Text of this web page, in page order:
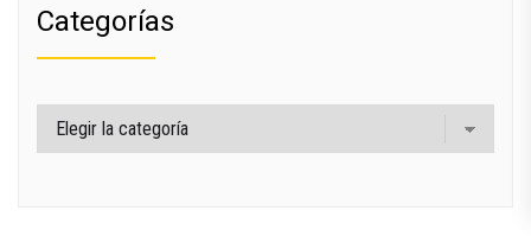
Categorías
Categorías